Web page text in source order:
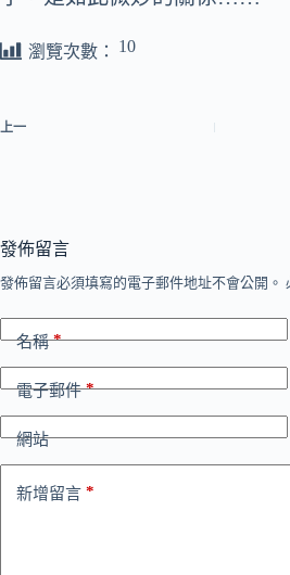
瀏覽次數： 10
上一
發佈留言
發佈留言必須填寫的電子郵件地址不會公開。
名稱*
電子郵件*
網站
新增留言 *